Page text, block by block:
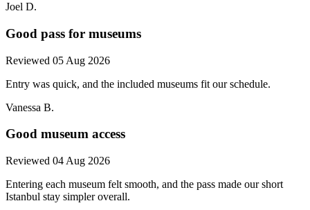
Joel D.
Good pass for museums
Reviewed 05 Aug 2026
Entry was quick, and the included museums fit our schedule.
Vanessa B.
Good museum access
Reviewed 04 Aug 2026
Entering each museum felt smooth, and the pass made our short
Istanbul stay simpler overall.